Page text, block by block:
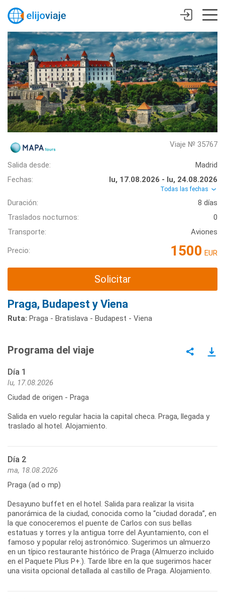
Viaje № 35767
Salida desde:
Madrid
Fechas:
lu, 17.08.2026 - lu, 24.08.2026
Todas las fechas
Duración:
8 días
Traslados nocturnos:
0
Transporte:
Aviones
Precio: 1500 EUR
Solicitar
Praga, Budapest y Viena
Ruta: Praga - Bratislava - Budapest - Viena
Programa del viaje
Día 1
lu, 17.08.2026
Ciudad de origen - Praga
Salida en vuelo regular hacia la capital checa. Praga, llegada y
traslado al hotel. Alojamiento.
Día 2
ma, 18.08.2026
Praga (ad o mp)
Desayuno buffet en el hotel. Salida para realizar la visita
panorámica de la ciudad, conocida como la “ciudad dorada”, en
la que conoceremos el puente de Carlos con sus bellas
estatuas y torres y la antigua torre del Ayuntamiento, con el
famoso y popular reloj astronómico. Sugerimos un almuerzo
en un típico restaurante histórico de Praga (Almuerzo incluido
en el Paquete Plus P+.). Tarde libre en la que sugerimos hacer
una visita opcional detallada al castillo de Praga. Alojamiento.